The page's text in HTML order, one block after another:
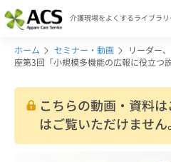
介護現場をよくするライブラリ
ホーム セミナー・動画
リーダー
座第3回「小規模多機能の広報に役立つ
こちらの動画・資料
はご覧いただけません